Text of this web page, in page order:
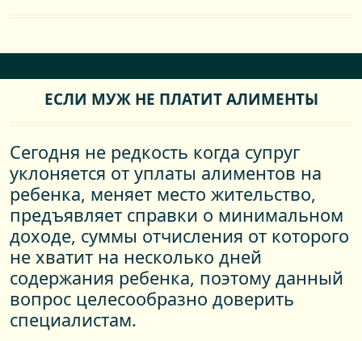
ЕСЛИ МУЖ НЕ ПЛАТИТ АЛИМЕНТЫ
Сегодня не редкость когда супруг
уклоняется от уплаты алиментов на
ребенка, меняет место жительство,
предъявляет справки о минимальном
доходе, суммы отчисления от которого
не хватит на несколько дней
содержания ребенка, поэтому данный
вопрос целесообразно доверить
специалистам.